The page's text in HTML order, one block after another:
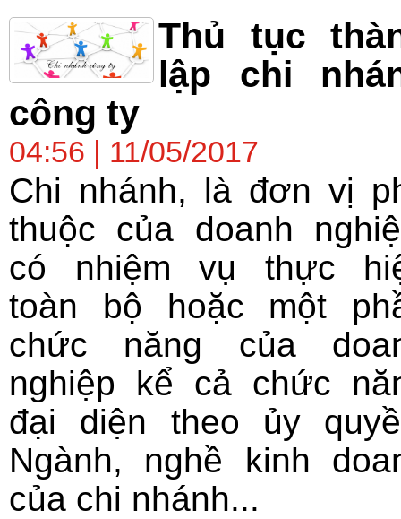
Thủ tục
lập chi
công ty
04:56 | 11/05/2017
Chi nhánh, là đơn vị
thuộc của doanh
có nhiệm vụ thực
toàn bộ hoặc một
chức năng của
nghiệp kể cả chức
đại diện theo ủy
Ngành, nghề kinh
của chi nhánh...